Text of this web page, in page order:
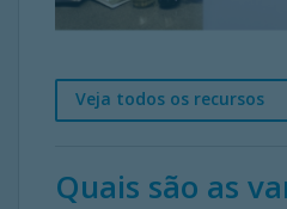
Veja todos os recursos
Quais são as